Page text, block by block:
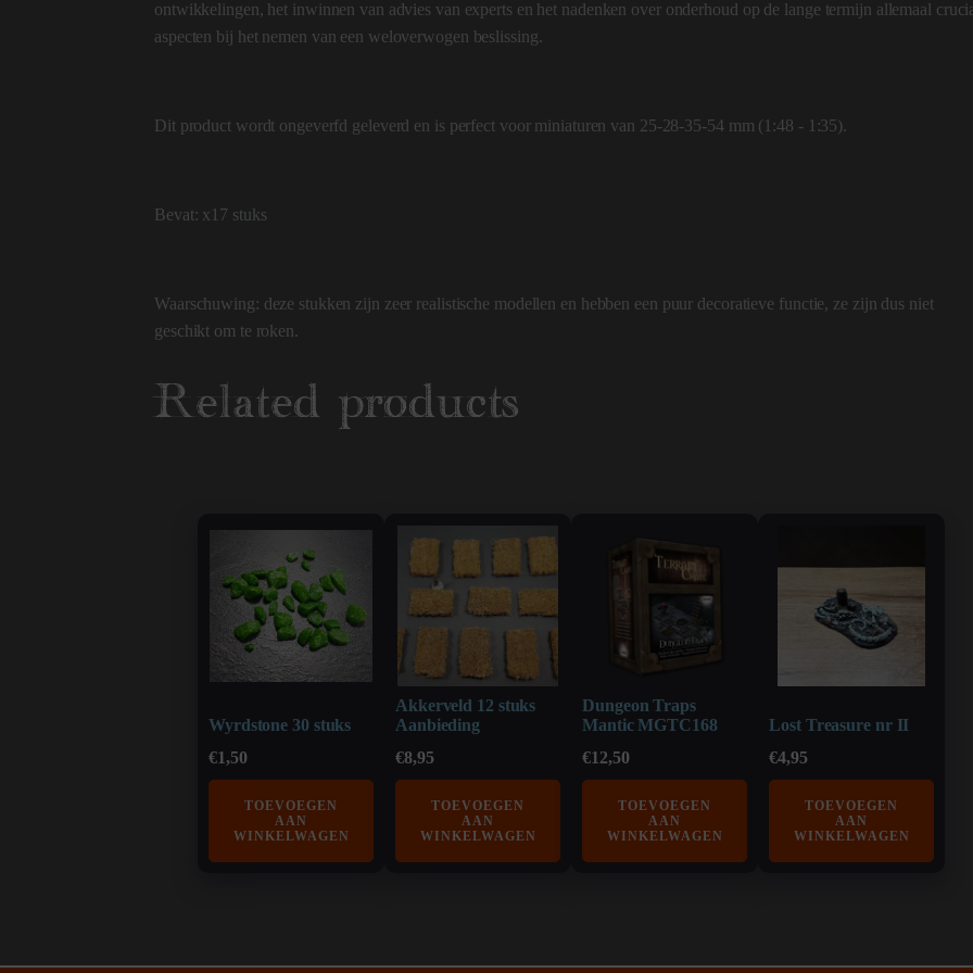
ontwikkelingen, het inwinnen van advies van experts en het nadenken over onderhoud op de lange termijn allemaal
aspecten bij het nemen van een weloverwogen beslissing.
Dit product wordt ongeverfd geleverd en is perfect voor miniaturen van 25-28-35-54 mm (1:48 - 1:35).
Bevat: x17 stuks
Waarschuwing: deze stukken zijn zeer realistische modellen en hebben een puur decoratieve functie, ze zijn dus niet
geschikt om te roken.
Related products
Wyrdstone 30 stuks
€1,50
TOEVOEGEN
AAN
WINKELWAGEN
Akkerveld 12 stuks
Aanbieding
€8,95
TOEVOEGEN
AAN
WINKELWAGEN
Dungeon Traps
Mantic MGTC168
€12,50
TOEVOEGEN
AAN
WINKELWAGEN
Lost Treasure nr II
€4,95
TOEVOEGEN
AAN
WINKELWAGEN